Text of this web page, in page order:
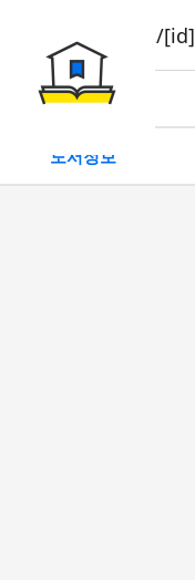
book/rent/[id]
대여
도서정보